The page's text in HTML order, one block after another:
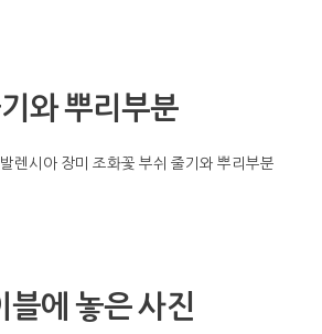
와 뿌리부분
블에 놓은 사진